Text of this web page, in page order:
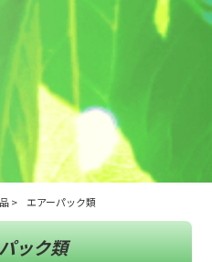
> エアーパック類
ック類